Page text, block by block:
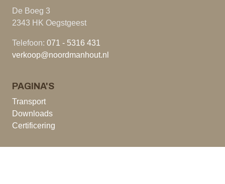
De Boeg 3
2343 HK Oegstgeest
Telefoon: 071 - 5316 431
verkoop@noordmanhout.nl
PAGINA'S
Transport
Downloads
Certificering